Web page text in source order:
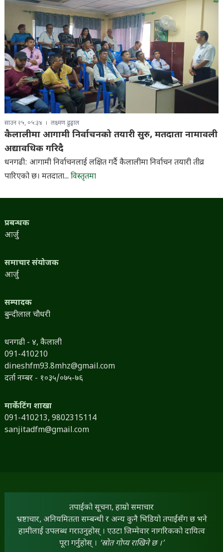
साउन २५, ०५:३४ लक्ष्मण ढुङ्गाल
कैलालीमा आगामी निर्वाचनको तयारी सुरु, मतदाता नामावली
अद्यावधिक गरिदै
धनगढी: आगामी निर्वाचनलाई लक्षित गर्दै कैलालीमा निर्वाचन तयारी तीव्र
पारिएको छ। मतदाता... विस्तृतमा
प्रबन्धक
आर्जु
समाचार संयोजक
आर्जु
सम्पादक
बुन्दीलाल चौधरी
धनगढी - ४, कैलाली
091-410210
dineshfm93.8mhz@gmail.com
दर्ता नम्बर - १०३५/०७५-७६
मार्केटिंग शाखा
091-410213, 9802315114
sanjitadfm@gmail.com
तपाईंको सूचना, हाम्रो समाचार
भ्रष्टाचार, अनियमितता सम्बन्धी र अन्य कुनै भिडियो तपाईंसँग छ भने
हामीलाई उपलब्ध गराउनुहोस् । एउटा जिम्मेवार नागरिकको दायित्व
पूरा गर्नुहोस् । ‘स्रोत गोप्य राखिने छ ।’